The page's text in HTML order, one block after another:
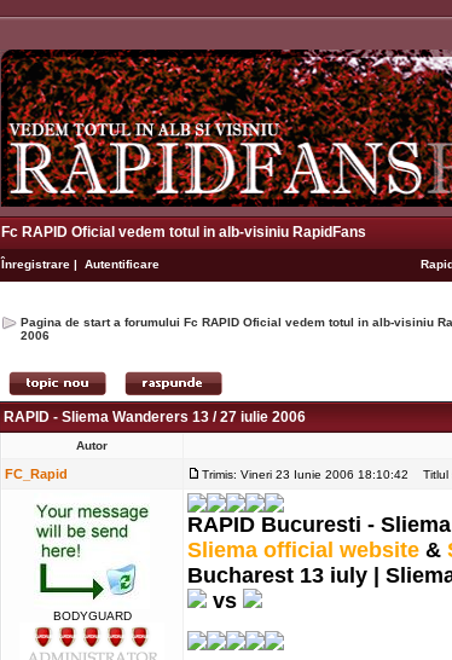
Fc RAPID Oficial vedem totul in alb-visiniu RapidFans
Înregistrare | Autentificare
Pagina de start a forumului Fc RAPID Oficial vedem totul in alb-visiniu
2006
RAPID - Sliema Wanderers 13 / 27 iulie 2006
Autor
FC_Rapid Trimis: Vineri 23 Iunie 2006 18:10:42 Titlul
BODYGUARD
RAPID Bucuresti -
Sliema official website &
Bucharest 13 iuly |
vs